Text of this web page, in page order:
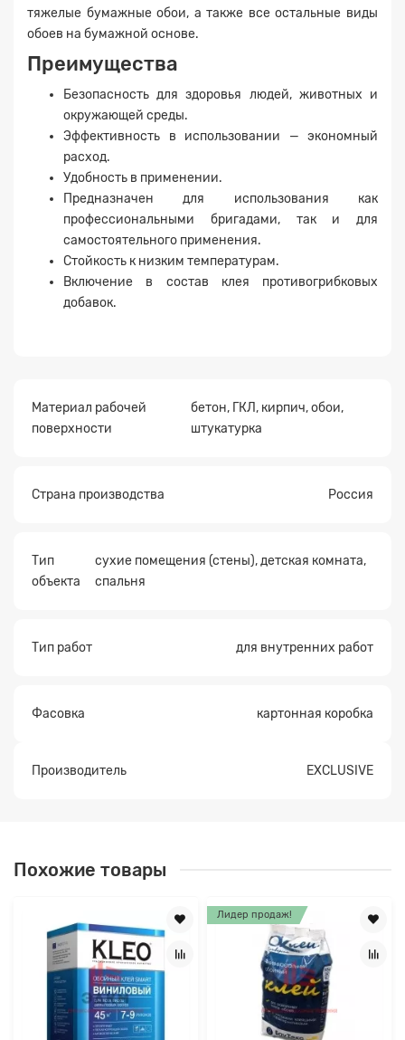
тяжелые бумажные обои, а также все остальные виды
обоев на бумажной основе.
Преимущества
Безопасность для здоровья людей, животных и
окружающей среды.
Эффективность в использовании — экономный
расход.
Удобность в применении.
Предназначен для использования как
профессиональными бригадами, так и для
самостоятельного применения.
Стойкость к низким температурам.
Включение в состав клея противогрибковых
добавок.
Материал рабочей
поверхности
бетон, ГКЛ, кирпич, обои,
штукатурка
Страна производства Россия
Тип
объекта
сухие помещения (стены), детская комната,
спальня
Тип работ для внутренних работ
Фасовка картонная коробка
Производитель EXCLUSIVE
Похожие товары
Лидер продаж!
Заявка на расчет